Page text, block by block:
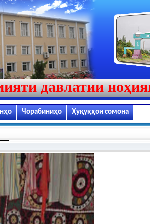
давлатии
Чорабиниҳо Ҳуқуқҳои сомона